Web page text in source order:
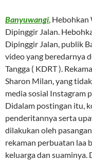
Banyuwangi ,
Dipinggir Jalan.
Dipinggir Jalan, publik
video yang beredarnya
Tangga ( KDRT ).
Sharon Milan, yang
media sosial Instagram
Didalam postingan itu,
penderitannya serta
dilakukan oleh
rekaman perbuatan laa
keluarga dan